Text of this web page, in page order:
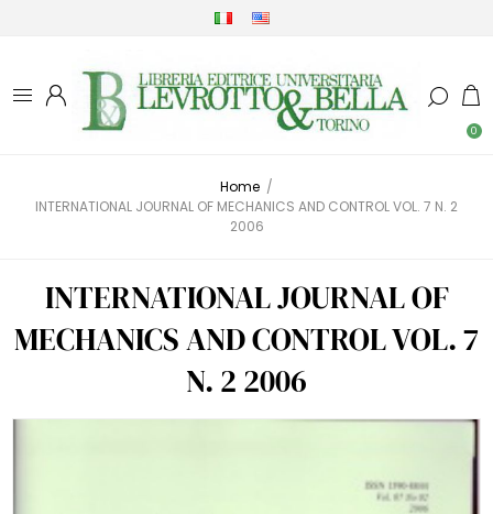
0
Home /
INTERNATIONAL JOURNAL OF MECHANICS AND CONTROL VOL. 7 N. 2
2006
INTERNATIONAL JOURNAL OF
MECHANICS AND CONTROL VOL. 7
N. 2 2006